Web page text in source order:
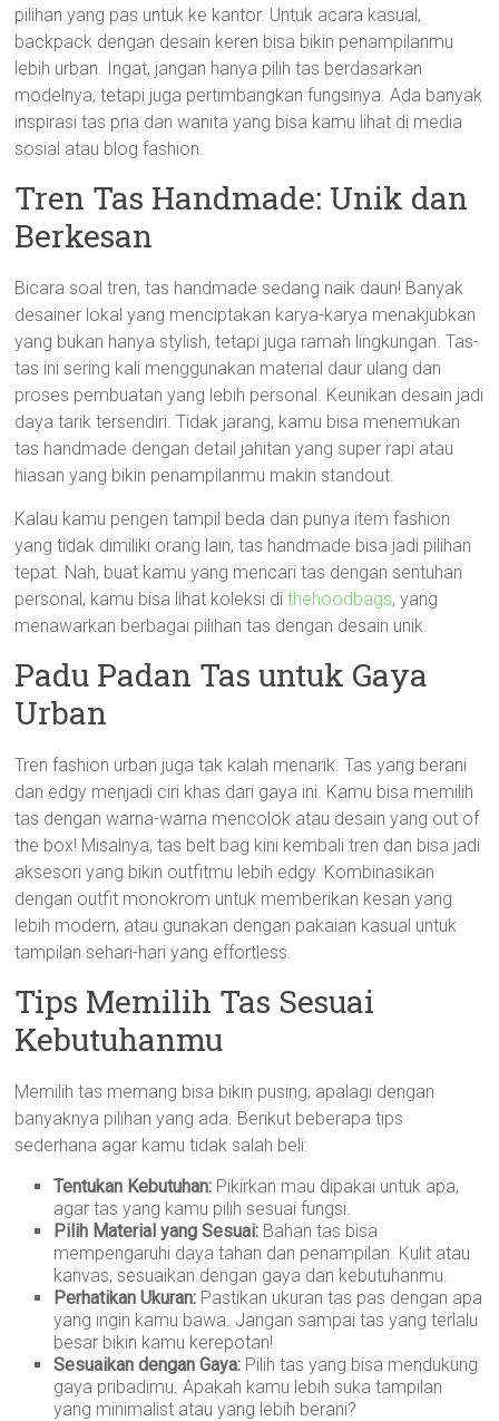
pilihan yang pas untuk ke kantor. Untuk acara kasual,
backpack dengan desain keren bisa bikin penampilanmu
lebih urban. Ingat, jangan hanya pilih tas berdasarkan
modelnya, tetapi juga pertimbangkan fungsinya. Ada banyak
inspirasi tas pria dan wanita yang bisa kamu lihat di media
sosial atau blog fashion.
Tren Tas Handmade: Unik dan
Berkesan
Bicara soal tren, tas handmade sedang naik daun! Banyak
desainer lokal yang menciptakan karya-karya menakjubkan
yang bukan hanya stylish, tetapi juga ramah lingkungan. Tas-
tas ini sering kali menggunakan material daur ulang dan
proses pembuatan yang lebih personal. Keunikan desain jadi
daya tarik tersendiri. Tidak jarang, kamu bisa menemukan
tas handmade dengan detail jahitan yang super rapi atau
hiasan yang bikin penampilanmu makin standout.
Kalau kamu pengen tampil beda dan punya item fashion
yang tidak dimiliki orang lain, tas handmade bisa jadi pilihan
tepat. Nah, buat kamu yang mencari tas dengan sentuhan
personal, kamu bisa lihat koleksi dithehoodbags, yang
menawarkan berbagai pilihan tas dengan desain unik.
Padu Padan Tas untuk Gaya
Urban
Tren fashion urban juga tak kalah menarik. Tas yang berani
dan edgy menjadi ciri khas dari gaya ini. Kamu bisa memilih
tas dengan warna-warna mencolok atau desain yang out of
the box! Misalnya, tas belt bag kini kembali tren dan bisa jadi
aksesori yang bikin outfitmu lebih edgy. Kombinasikan
dengan outfit monokrom untuk memberikan kesan yang
lebih modern, atau gunakan dengan pakaian kasual untuk
tampilan sehari-hari yang effortless.
Tips Memilih Tas Sesuai
Kebutuhanmu
Memilih tas memang bisa bikin pusing, apalagi dengan
banyaknya pilihan yang ada. Berikut beberapa tips
sederhana agar kamu tidak salah beli:
Tentukan Kebutuhan: Pikirkan mau dipakai untuk apa,
agar tas yang kamu pilih sesuai fungsi.
Pilih Material yang Sesuai: Bahan tas bisa
mempengaruhi daya tahan dan penampilan. Kulit atau
kanvas, sesuaikan dengan gaya dan kebutuhanmu.
Perhatikan Ukuran: Pastikan ukuran tas pas dengan apa
yang ingin kamu bawa. Jangan sampai tas yang terlalu
besar bikin kamu kerepotan!
Sesuaikan dengan Gaya: Pilih tas yang bisa mendukung
gaya pribadimu. Apakah kamu lebih suka tampilan
yang minimalist atau yang lebih berani?